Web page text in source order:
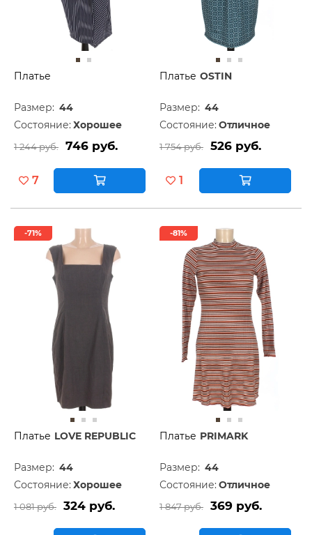
Платье
Размер: 44
Состояние: Хорошее
1 244 руб. 746 руб.
7
Платье OSTIN
Размер: 44
Состояние: Отличное
1 754 руб. 526 руб.
1
-71%
Платье LOVE REPUBLIC
Размер: 44
Состояние: Хорошее
1 081 руб. 324 руб.
-81%
Платье PRIMARK
Размер: 44
Состояние: Отличное
1 847 руб. 369 руб.